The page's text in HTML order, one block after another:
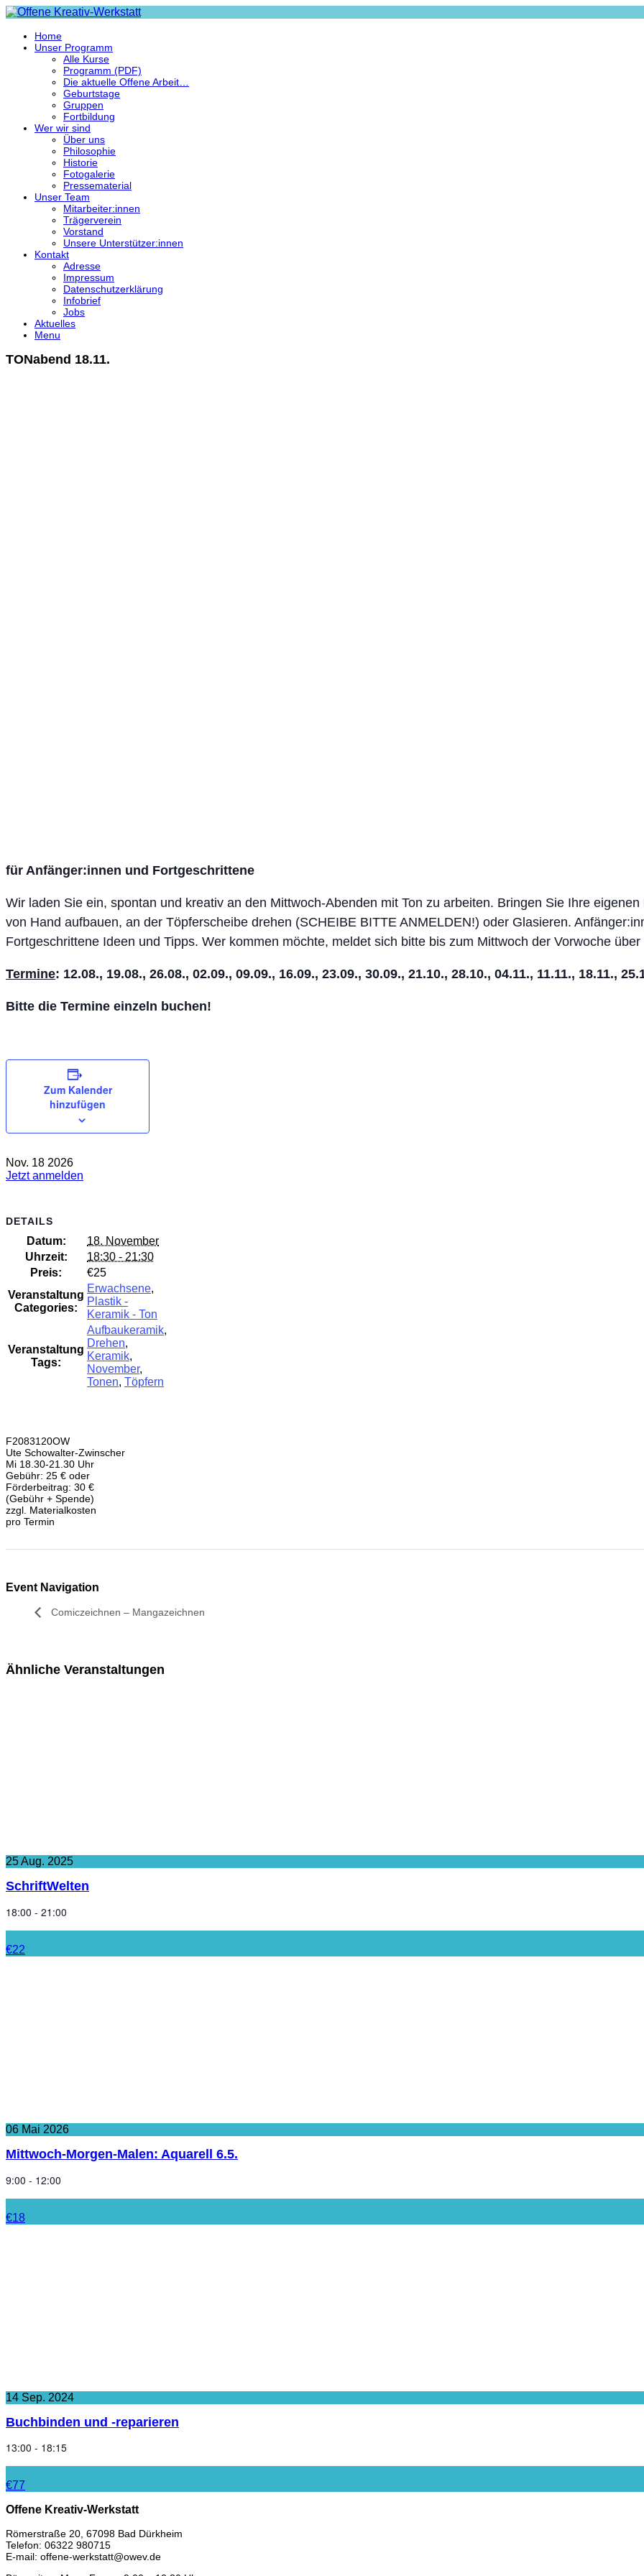
Home
Unser Programm
Alle Kurse
Programm (PDF)
Die aktuelle Offene Arbeit…
Geburtstage
Gruppen
Fortbildung
Wer wir sind
Über uns
Philosophie
Historie
Fotogalerie
Pressematerial
Unser Team
Mitarbeiter:innen
Trägerverein
Vorstand
Unsere Unterstützer:innen
Kontakt
Adresse
Impressum
Datenschutzerklärung
Infobrief
Jobs
Aktuelles
Menu
TONabend 18.11.
für Anfänger:innen und Fortgeschrittene
Wir laden Sie ein, spontan und kreativ an den Mittwoch-Abenden mit Ton zu arbeiten. Bringen Sie Ihre
von Hand aufbauen, an der Töpferscheibe drehen (SCHEIBE BITTE ANMELDEN!) oder Glasieren.
Fortgeschrittene Ideen und Tipps. Wer kommen möchte, meldet sich bitte bis zum Mittwoch der Vorwoche
Termine: 12.08., 19.08., 26.08., 02.09., 09.09., 16.09., 23.09., 30.09., 21.10., 28.10., 04.11., 11.11., 18.11.,
Bitte die Termine einzeln buchen!
Zum Kalender
hinzufügen
Nov. 18 2026
Jetzt anmelden
DETAILS
Datum:
18. November
Uhrzeit:
18:30 - 21:30
Preis:
€25
Veranstaltung
Categories:
Erwachsene,
Plastik -
Keramik - Ton
Veranstaltung
Tags:
Aufbaukeramik,
Drehen,
Keramik,
November,
Tonen, Töpfern
F2083120OW
Ute Schowalter-Zwinscher
Mi 18.30-21.30 Uhr
Gebühr: 25 € oder
Förderbeitrag: 30 €
(Gebühr + Spende)
zzgl. Materialkosten
pro Termin
Event Navigation
Comiczeichnen – Mangazeichnen
Ähnliche Veranstaltungen
25Aug. 2025
SchriftWelten
18:00 - 21:00
€22
06 Mai 2026
Mittwoch-Morgen-Malen: Aquarell 6.5.
9:00 - 12:00
€18
14 Sep. 2024
Buchbinden und -reparieren
13:00 - 18:15
€77
Offene Kreativ-Werkstatt
Römerstraße 20, 67098 Bad Dürkheim
Telefon: 06322 980715
E-mail: offene-werkstatt@owev.de